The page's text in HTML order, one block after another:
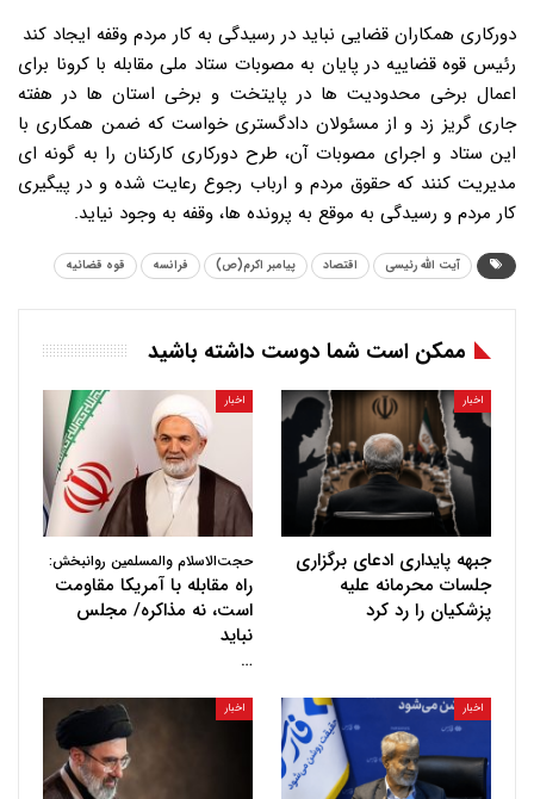
دورکاری همکاران قضایی نباید در رسیدگی به کار مردم وقفه ایجاد کند
رئیس قوه قضاییه در پایان به مصوبات ستاد ملی مقابله با کرونا برای
اعمال برخی محدودیت ها در پایتخت و برخی استان ها در هفته
جاری گریز زد و از مسئولان دادگستری خواست که ضمن همکاری با
این ستاد و اجرای مصوبات آن، طرح دورکاری کارکنان را به گونه ای
مدیریت کنند که حقوق مردم و ارباب رجوع رعایت شده و در پیگیری
کار مردم و رسیدگی به موقع به پرونده ها، وقفه به وجود نیاید.
آیت الله رئیسی اقتصاد پیامبر اکرم(ص) فرانسه قوه قضائیه
ممکن است شما دوست داشته باشید
اخبار
جبهه پایداری ادعای برگزاری
جلسات محرمانه علیه
پزشکیان را رد کرد
اخبار
حجت‌الاسلام والمسلمین روانبخش:
راه مقابله با آمریکا مقاومت
است، نه مذاکره/ مجلس
نباید
…
اخبار اخبار